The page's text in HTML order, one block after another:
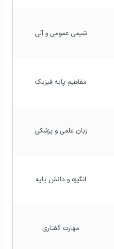
شیمی عمومی و آلی
مفاهیم پایه فیزیک
زبان علمی و پزشکی
انگیزه و دانش پایه
مهارت گفتاری